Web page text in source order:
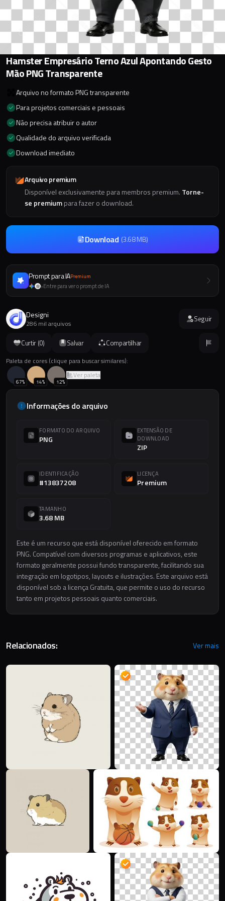
Curtir (0) Salvar Compartilhar
Paleta de cores (clique para buscar similares):
67% 14% 12%
Ver paleta
Informações do arquivo
FORMATO DO ARQUIVO
PNG
EXTENSÃO DE
DOWNLOAD
ZIP
IDENTIFICAÇÃO
#13837208
LICENÇA
Premium
TAMANHO
3.68 MB
Este é um recurso que está disponível oferecido em formato
PNG. Compatível com diversos programas e aplicativos, este
formato geralmente possui fundo transparente, facilitando sua
integração em logotipos, layouts e ilustrações. Este arquivo está
disponível sob a licença Gratuita, que permite o uso do recurso
tanto em projetos pessoais quanto comerciais.
Hamster Empresário Terno Azul Apontando Gesto
Mão PNG Transparente
Arquivo no formato PNG transparente
Para projetos comerciais e pessoais
Não precisa atribuir o autor
Qualidade do arquivo verificada
Download imediato
Arquivo premium
Disponível exclusivamente para membros premium. Torne-
se premiumpara fazer o download.
Download (3.68 MB)
Prompt para IAPremium
+Entre para ver o prompt de IA
Designi
286 mil arquivos Seguir
Relacionados: Ver mais